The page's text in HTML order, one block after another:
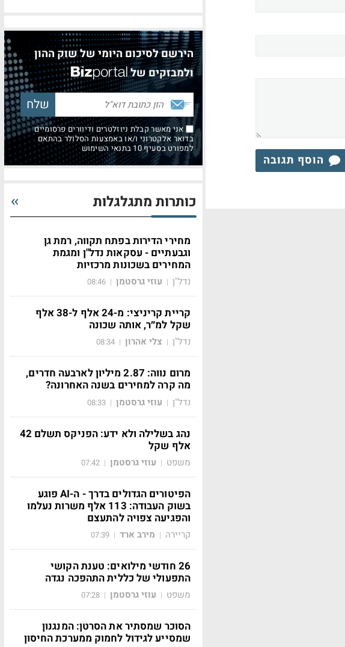
הוסף תגובה
הירשם לסיכום היומי של שוק ההון
ולמבזקים של
אני מאשר קבלת ניוזלטרים ודיוורים פרסומיים
בדואר אלקטרוני ו/או באמצעות הסלולר בהתאם
למפורט בסעיף 10 בתנאי השימוש
כותרות מתגלגלות
מחירי הדירות בפתח תקווה, רמת גן
וגבעתיים - עסקאות נדל"ן ומגמת
המחירים בשכונות מרכזיות
נדל"ן | עוזי גרסטמן |
08:46
קריית קריניצי: מ-24 אלף ל-38 אלף
שקל למ״ר, אותה שכונה
נדל"ן | צלי אהרון |
08:34
מרום נווה: 2.87 מיליון לארבעה חדרים,
מה קרה למחירים בשנה האחרונה?
נדל"ן | עוזי גרסטמן |
08:33
נהג בשלילה ולא ידע: הפניקס תשלם 42
אלף שקל
משפט | עוזי גרסטמן |
07:42
הפיטורים הגדולים בדרך - ה-AI פוגע
בשוק העבודה: 113 אלף משרות נעלמו
והפגיעה צפויה להתעצם
קריירה | מירב ארד |
07:39
26 חודשי מילואים: טענת הקושי
התפעולי של כללית התהפכה נגדה
משפט | עוזי גרסטמן |
07:28
הסוכר שמסתיר את הסרטן: המנגנון
שמסייע לגידול לחמוק ממערכת החיסון